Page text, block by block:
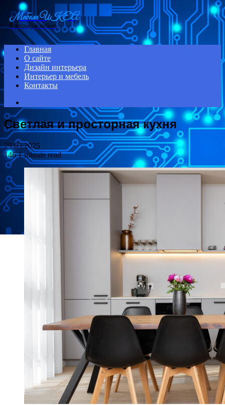
Menu
Мебель ИКЕА
Интерьер и мебель
Главная
О сайте
Дизайн интерьера
Интерьер и мебель
Контакты
for
Светлая и просторная кухня
29.05.2025
1461 minute read